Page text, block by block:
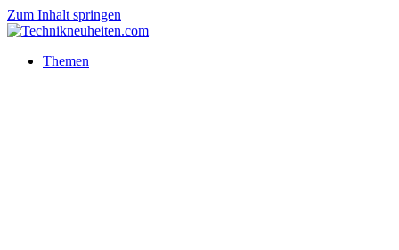
Zum Inhalt springen
Themen